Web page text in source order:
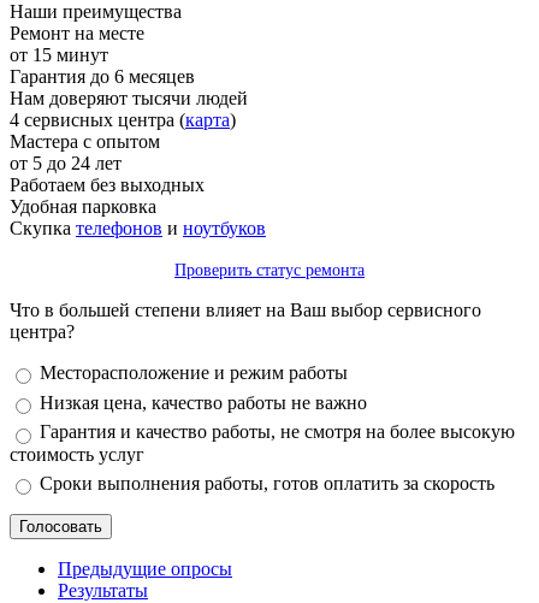
Наши преимущества
Ремонт на месте
от 15 минут
Гарантия до 6 месяцев
Нам доверяют тысячи людей
4 сервисных центра (карта)
Мастера с опытом
от 5 до 24 лет
Работаем без выходных
Удобная парковка
Скупка телефонов и ноутбуков
Проверить статус ремонта
Что в большей степени влияет на Ваш выбор сервисного
центра?
Варианты
Месторасположение и режим работы
Низкая цена, качество работы не важно
Гарантия и качество работы, не смотря на более высокую
стоимость услуг
Сроки выполнения работы, готов оплатить за скорость
Предыдущие опросы
Результаты